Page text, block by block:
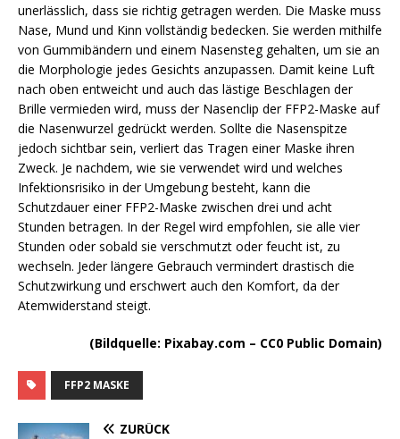
unerlässlich, dass sie richtig getragen werden. Die Maske muss
Nase, Mund und Kinn vollständig bedecken. Sie werden mithilfe
von Gummibändern und einem Nasensteg gehalten, um sie an
die Morphologie jedes Gesichts anzupassen. Damit keine Luft
nach oben entweicht und auch das lästige Beschlagen der
Brille vermieden wird, muss der Nasenclip der FFP2-Maske auf
die Nasenwurzel gedrückt werden. Sollte die Nasenspitze
jedoch sichtbar sein, verliert das Tragen einer Maske ihren
Zweck. Je nachdem, wie sie verwendet wird und welches
Infektionsrisiko in der Umgebung besteht, kann die
Schutzdauer einer FFP2-Maske zwischen drei und acht
Stunden betragen. In der Regel wird empfohlen, sie alle vier
Stunden oder sobald sie verschmutzt oder feucht ist, zu
wechseln. Jeder längere Gebrauch vermindert drastisch die
Schutzwirkung und erschwert auch den Komfort, da der
Atemwiderstand steigt.
(Bildquelle: Pixabay.com – CC0 Public Domain)
FFP2 MASKE
ZURÜCK